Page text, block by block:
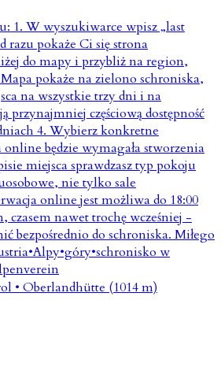
• Oberlandhütte (1014 m)